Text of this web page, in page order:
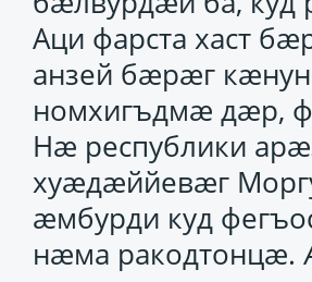
Аци фарста хаст
анзей бӕрӕг
номхигъдмӕ дӕр,
Нӕ республики
хуӕдӕййевӕг
ӕмбурди куд
нӕма